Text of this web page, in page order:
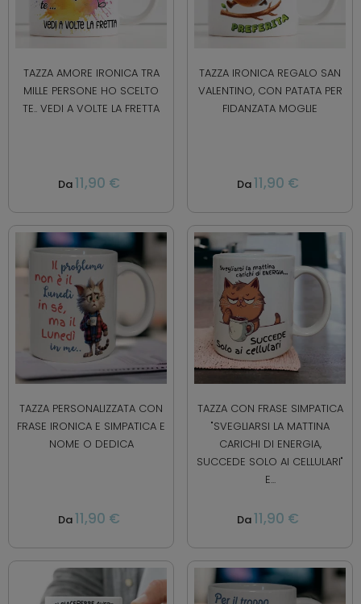
TAZZA AMORE IRONICA TRA
MILLE PERSONE HO SCELTO
TE.. VEDI A VOLTE LA FRETTA
Da11,90 €
TAZZA IRONICA REGALO SAN
VALENTINO, CON PATATA PER
FIDANZATA MOGLIE
Da11,90 €
TAZZA PERSONALIZZATA CON
FRASE IRONICA E SIMPATICA E
NOME O DEDICA
Da11,90 €
TAZZA CON FRASE SIMPATICA
"SVEGLIARSI LA MATTINA
CARICHI DI ENERGIA,
SUCCEDE SOLO AI CELLULARI"
E...
Da11,90 €